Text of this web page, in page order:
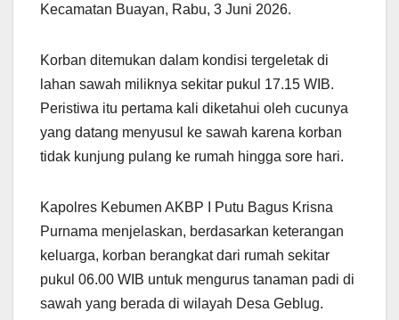
Kecamatan Buayan, Rabu, 3 Juni 2026.
Korban ditemukan dalam kondisi tergeletak di
lahan sawah miliknya sekitar pukul 17.15 WIB.
Peristiwa itu pertama kali diketahui oleh cucunya
yang datang menyusul ke sawah karena korban
tidak kunjung pulang ke rumah hingga sore hari.
Kapolres Kebumen AKBP I Putu Bagus Krisna
Purnama menjelaskan, berdasarkan keterangan
keluarga, korban berangkat dari rumah sekitar
pukul 06.00 WIB untuk mengurus tanaman padi di
sawah yang berada di wilayah Desa Geblug.